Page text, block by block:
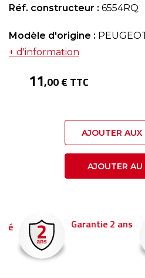
Réf. constructeur : 6554RQ
Modèle d'origine :
+ d'information
11,00 € TTC
AJOUTER AUX
AJOUTER AU
Garantie 2 ans